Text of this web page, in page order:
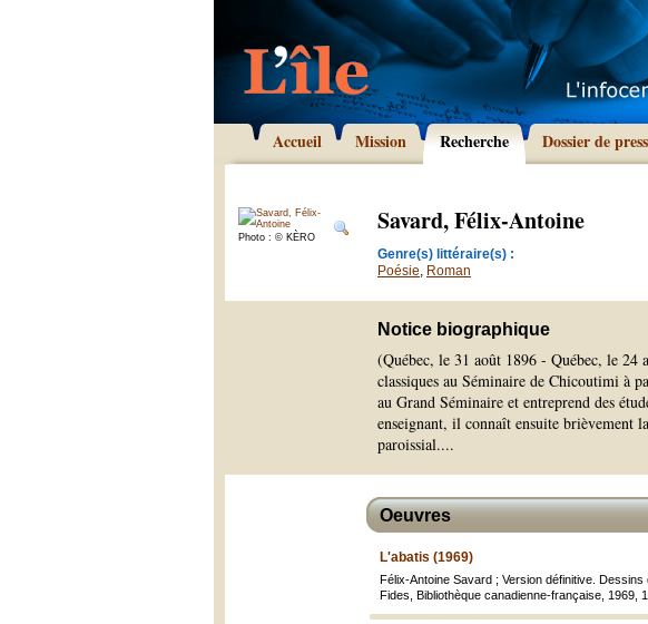
Accueil Mission Recherche Dossier de
Photo : © KÈRO
Savard, Félix-Antoine
Genre(s) littéraire(s) :
Poésie, Roman
Notice biographique
(Québec, le 31 août 1896 - Québec, le
classiques au Séminaire de Chicoutimi à
au Grand Séminaire et entreprend des
enseignant, il connaît ensuite brièvement
paroissial....
Oeuvres
L'abatis (1969)
Félix-Antoine Savard ; Version définitive. Dessins
Fides, Bibliothèque canadienne-française, 1969,